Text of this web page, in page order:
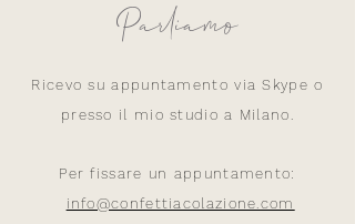
Parliamo
Ricevo su appuntamento via Skype o
presso il mio studio a Milano.
Per fissare un appuntamento:
info@confettiacolazione.com